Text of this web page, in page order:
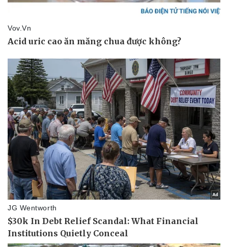
Pháp luật
Vụ án
Tư vấn luật
Quân sự - Quốc phòng
Phân tích